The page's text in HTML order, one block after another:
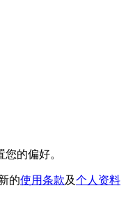
您的偏好。
的使用条款及个人资料